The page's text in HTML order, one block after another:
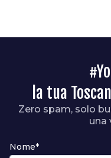
la tua
Zero spam, solo
una
Nome*